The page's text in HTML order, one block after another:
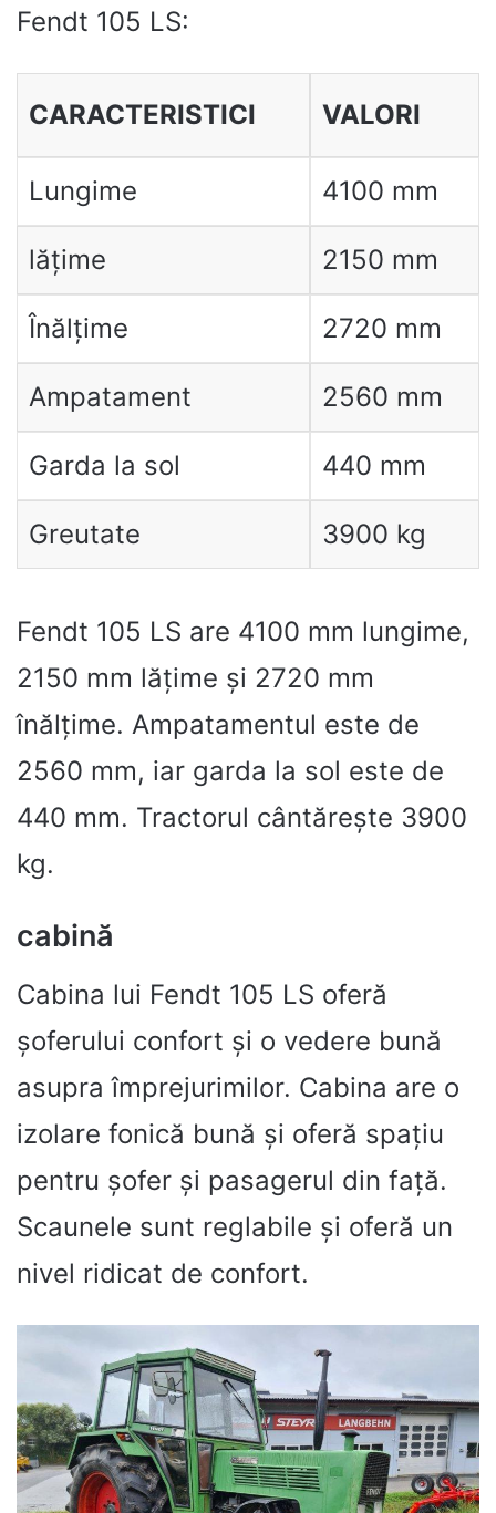
Fendt 105 LS:
CARACTERISTICI VALORI
Lungime 4100 mm
lățime 2150 mm
Înălțime 2720 mm
Ampatament 2560 mm
Garda la sol 440 mm
Greutate 3900 kg
Fendt 105 LS are 4100 mm lungime,
2150 mm lățime și 2720 mm
înălțime. Ampatamentul este de
2560 mm, iar garda la sol este de
440 mm. Tractorul cântărește 3900
kg.
cabină
Cabina lui Fendt 105 LS oferă
șoferului confort și o vedere bună
asupra împrejurimilor. Cabina are o
izolare fonică bună și oferă spațiu
pentru șofer și pasagerul din față.
Scaunele sunt reglabile și oferă un
nivel ridicat de confort.